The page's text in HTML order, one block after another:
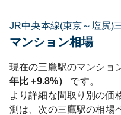
JR中央本線(東京～塩尻)
マンション相場
現在の三鷹駅のマンショ
年比+9.8%）
です。
より詳細な間取り別の価
測は、次の三鷹駅の相場